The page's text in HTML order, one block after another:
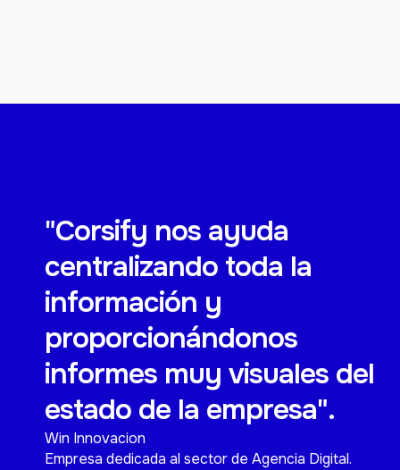
"Corsify nos ayuda
centralizando toda la
información y
proporcionándonos
informes muy visuales del
estado de la empresa".
Win Innovacion
Empresa dedicada al sector de Agencia Digital.